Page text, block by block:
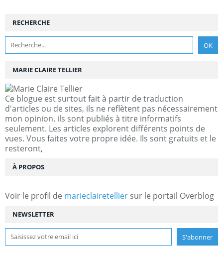
NEWSLETTER
RECHERCHE
MARIE CLAIRE TELLIER
Ce blogue est surtout fait à partir de traduction
d'articles ou de sites, ils ne reflètent pas nécessairement
mon opinion. ils sont publiés à titre informatifs
seulement. Les articles explorent différents points de
vues. Vous faites votre propre idée. Ils sont gratuits et le
resteront,
À PROPOS
Voir le profil de marieclairetellier sur le portail Overblog